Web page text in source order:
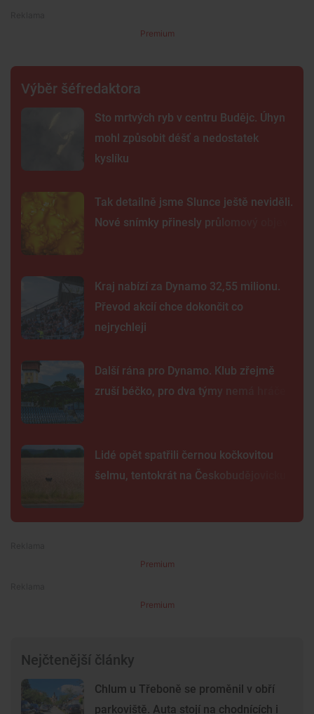
Premium
Výběr šéfredaktora
Sto mrtvých ryb v centru Budějc. Úhyn
mohl způsobit déšť a nedostatek
kyslíku
Tak detailně jsme Slunce ještě neviděli.
Nové snímky přinesly průlomový objev
Kraj nabízí za Dynamo 32,55 milionu.
Převod akcií chce dokončit co
nejrychleji
Další rána pro Dynamo. Klub zřejmě
zruší béčko, pro dva týmy nemá hráče
Lidé opět spatřili černou kočkovitou
šelmu, tentokrát na Českobudějovicku
Premium
Premium
Nejčtenější články
Chlum u Třeboně se proměnil v obří
parkoviště. Auta stojí na chodnících i